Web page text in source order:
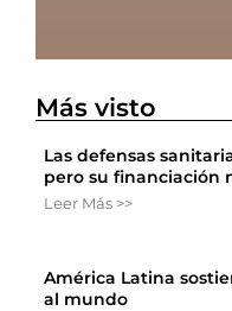
Más visto
Las defensas
pero su financiación
Leer Más >>
América Latina
al mundo